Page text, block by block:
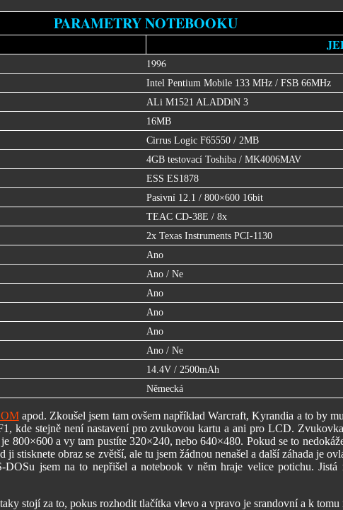
PARAMETRY NOTEBOOKU
1996
Intel Pentium Mobile 133 MHz / FSB 66MHz
ALi M1521 ALADDiN 3
16MB
Cirrus Logic F65550 / 2MB
4GB testovací Toshiba / MK4006MAV
ESS ES1878
Pasivní 12.1 / 800×600 16bit
TEAC CD-38E / 8x
2x Texas Instruments PCI-1130
Ano
Ano / Ne
Ano
Ano
Ano
Ano / Ne
14.4V / 2500mAh
Německá
apod. Zkoušel jsem tam ovšem například Warcraft, Kyrandia a to by
kde stejně není nastavení pro zvukovou kartu a ani pro LCD.
800×600 a vy tam pustíte 320×240, nebo 640×480. Pokud se to
stisknete obraz se zvětší, ale tu jsem žádnou nenašel a další záhada je
jsem na to nepřišel a notebook v něm hraje velice potichu.
stojí za to, pokus rozhodit tlačítka vlevo a vpravo je srandovní a k tomu